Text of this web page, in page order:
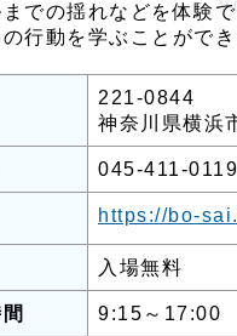
での揺れなどを体験
行動を学ぶことがで
221-0844
神奈川県横浜
045-411-0119
https://bo-
入場無料
9:15～17:00